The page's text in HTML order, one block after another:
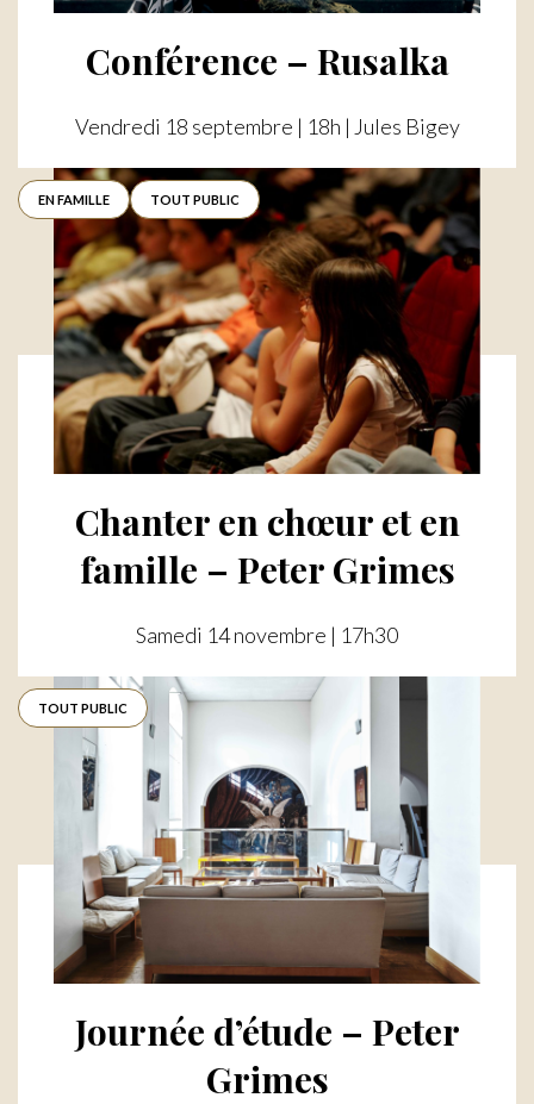
Conférence – Rusalka
Vendredi 18 septembre | 18h | Jules Bigey
EN FAMILLE TOUT PUBLIC
Chanter en chœur et en
famille – Peter Grimes
Samedi 14 novembre | 17h30
TOUT PUBLIC
Journée d’étude – Peter
Grimes